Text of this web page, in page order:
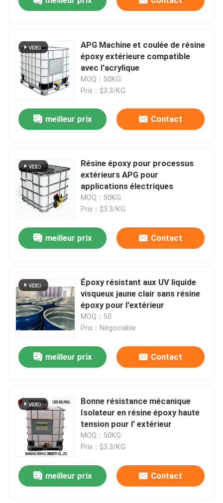
APG Machine et coulée de résine
époxy extérieure compatible
avec l'acrylique
MOQ：50KG
Prix：$3.3/KG
meilleur prix Contact
Résine époxy pour processus
extérieurs APG pour
applications électriques
MOQ：50KG
Prix：$3.3/KG
meilleur prix Contact
Époxy résistant aux UV liquide
visqueux jaune clair sans résine
époxy pour l'extérieur
MOQ：50
Prix：Négociable
meilleur prix Contact
Bonne résistance mécanique
Isolateur en résine époxy haute
tension pour l' extérieur
MOQ：50KG
Prix：$3.3/KG
meilleur prix Contact